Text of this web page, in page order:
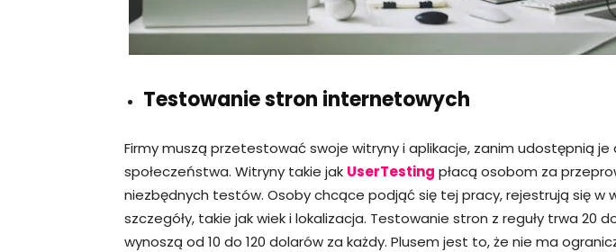
Testowanie stron internetowych
Firmy muszą przetestować swoje witryny i aplikacje, zanim udostępnią je
społeczeństwa. Witryny takie jak UserTesting płacą osobom za
niezbędnych testów. Osoby chcące podjąć się tej pracy, rejestrują się w
szczegóły, takie jak wiek i lokalizacja. Testowanie stron z reguły trwa 20
wynoszą od 10 do 120 dolarów za każdy. Plusem jest to, że nie ma